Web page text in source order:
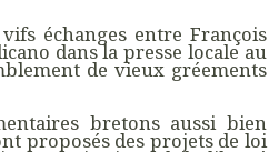
échanges entre François
dans la presse locale au
de vieux gréements
bretons aussi bien
proposés des projets de loi